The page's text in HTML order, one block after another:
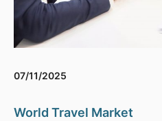
07/11/2025
World Travel Market